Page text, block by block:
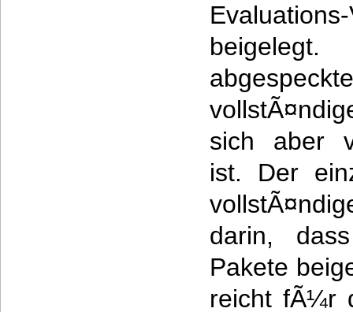
sich aber
ist. Der
darin,
Pakete
reicht fÃ¼r